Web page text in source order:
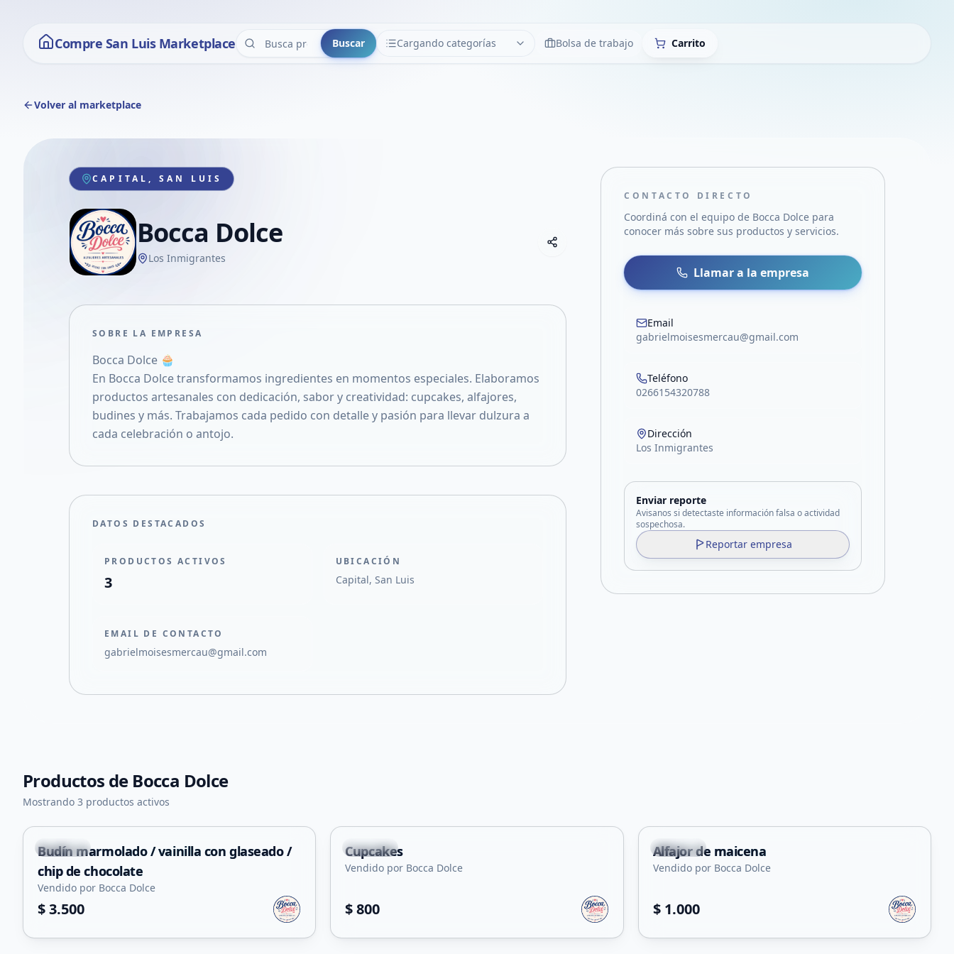
Compre San Luis Marketplace Buscar Cargando categorías
CATEGORÍAS LimpiarBolsa de trabajo Carrito
Volver al marketplace
CAPITAL, SAN LUIS
Bocca Dolce
Los Inmigrantes
Compartir empresa
Compartir por WhatsApp
Compartir por mail
Compartir en Facebook
SOBRE LA EMPRESA
Bocca Dolce 🧁
En Bocca Dolce transformamos ingredientes en momentos especiales. Elaboramos
productos artesanales con dedicación, sabor y creatividad: cupcakes, alfajores,
budines y más. Trabajamos cada pedido con detalle y pasión para llevar dulzura a
cada celebración o antojo.
DATOS DESTACADOS
PRODUCTOS ACTIVOS
3
UBICACIÓN
Capital, San Luis
EMAIL DE CONTACTO
gabrielmoisesmercau@gmail.com
CONTACTO DIRECTO
Coordiná con el equipo de Bocca Dolce para
conocer más sobre sus productos y servicios.
Llamar a la empresa
Email
gabrielmoisesmercau@gmail.com
Teléfono
0266154320788
Dirección
Los Inmigrantes
Enviar reporte
Avisanos si detectaste información falsa o actividad
sospechosa.
Reportar empresa
Productos de Bocca Dolce
Mostrando 3 productos activos
Capital
Budín marmolado / vainilla con glaseado /
chip de chocolate
Vendido por Bocca Dolce
$ 3.500
Capital
Cupcakes
Vendido por Bocca Dolce
$ 800
Capital
Alfajor de maicena
Vendido por Bocca Dolce
$ 1.000